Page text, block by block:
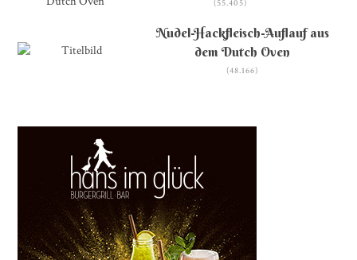
(55.405)
Nudel-Hackfleisch-Auflauf aus
dem Dutch Oven
(48.166)